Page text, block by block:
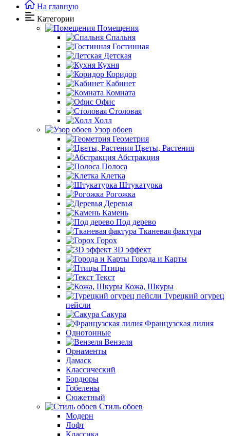
На главную
Категории
Помещения
Спальня
Гостинная
Детская
Кухня
Коридор
Кабинет
Комната
Офис
Столовая
Холл
Узор обоев
Геометрия
Цветы, Растения
Абстракция
Полоса
Клетка
Штукатурка
Рогожка
Деревья
Камень
Под дерево
Тканевая фактура
Горох
3D эффект
Города и Карты
Птицы
Текст
Кожа, Шкуры
Турецкий огурец
пейсли
Сакура
Французская лилия
Однотонные
Вензеля
Орнаменты
Дамаск
Классический
Бордюры
Гобелены
Сюжетный
Стиль обоев
Модерн
Лофт
Классика